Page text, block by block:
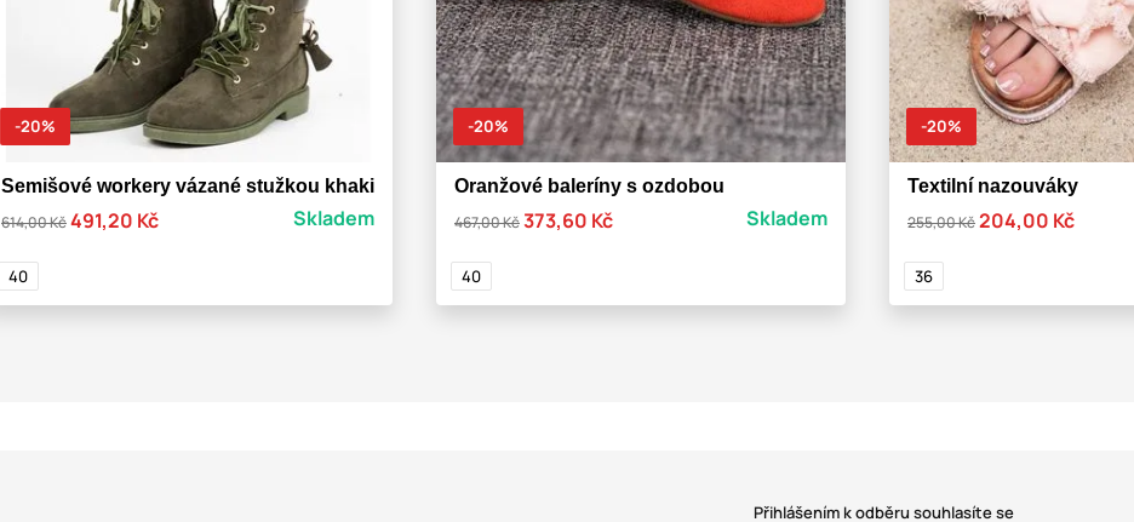
-20%
Semišové workery vázané stužkou khaki
614,00 Kč491,20 Kč Skladem
40
-20%
Oranžové baleríny s ozdobou
467,00 Kč373,60 Kč Skladem
40
-20%
Textilní nazouváky
255,00 Kč204,00 Kč
36
Přihlášením k odběru souhlasíte se